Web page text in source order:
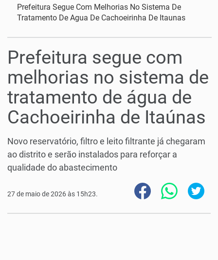
Prefeitura Segue Com Melhorias No Sistema De
Tratamento De Agua De Cachoeirinha De Itaunas
Prefeitura segue com
melhorias no sistema de
tratamento de água de
Cachoeirinha de Itaúnas
Novo reservatório, filtro e leito filtrante já chegaram
ao distrito e serão instalados para reforçar a
qualidade do abastecimento
27 de maio de 2026 às 15h23.